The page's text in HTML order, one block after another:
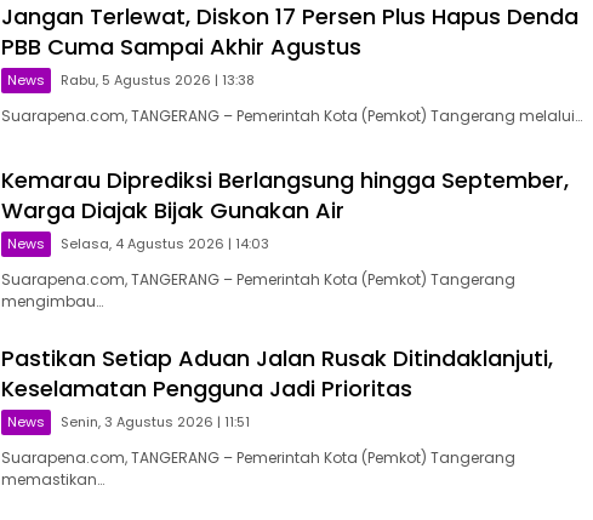
Jangan Terlewat, Diskon 17 Persen Plus Hapus Denda
PBB Cuma Sampai Akhir Agustus
News Rabu, 5 Agustus 2026 | 13:38
Suarapena.com, TANGERANG – Pemerintah Kota (Pemkot) Tangerang melalui…
Kemarau Diprediksi Berlangsung hingga September,
Warga Diajak Bijak Gunakan Air
News Selasa, 4 Agustus 2026 | 14:03
Suarapena.com, TANGERANG – Pemerintah Kota (Pemkot) Tangerang
mengimbau…
Pastikan Setiap Aduan Jalan Rusak Ditindaklanjuti,
Keselamatan Pengguna Jadi Prioritas
News Senin, 3 Agustus 2026 | 11:51
Suarapena.com, TANGERANG – Pemerintah Kota (Pemkot) Tangerang
memastikan…